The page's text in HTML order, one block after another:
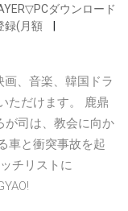
ダウンロード
録(月額
画、音楽、韓国ドラ
ただけます。 鹿鼎
が司は、教会に向か
車と衝突事故を起
チリストに